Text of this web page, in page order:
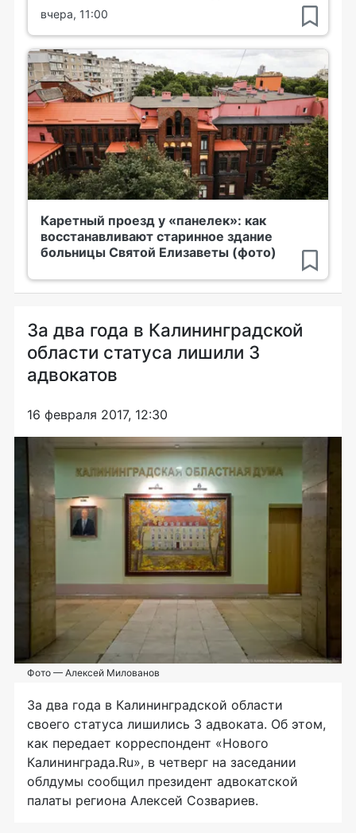
вчера, 11:00
Каретный проезд у «панелек»: как
восстанавливают старинное здание
больницы Святой Елизаветы (фото)
За два года в Калининградской
области статуса лишили 3
адвокатов
16 февраля 2017, 12:30
Фото — Алексей Милованов
За два года в Калининградской области
своего статуса лишились 3 адвоката. Об этом,
как передает корреспондент «Нового
Калининграда.Ru», в четверг на заседании
облдумы сообщил президент адвокатской
палаты региона Алексей Созвариев.